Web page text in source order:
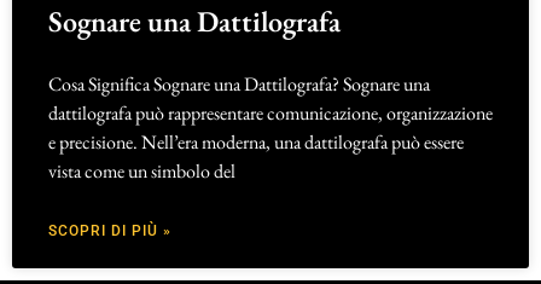
Sognare una Dattilografa
Cosa Significa Sognare una Dattilografa? Sognare una
dattilografa può rappresentare comunicazione, organizzazione
e precisione. Nell’era moderna, una dattilografa può essere
vista come un simbolo del
SCOPRI DI PIÙ »